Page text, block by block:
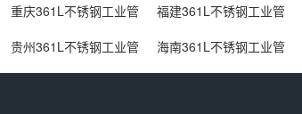
重庆361L不锈钢工业管 福建361L不锈钢工业管
贵州361L不锈钢工业管 海南361L不锈钢工业管